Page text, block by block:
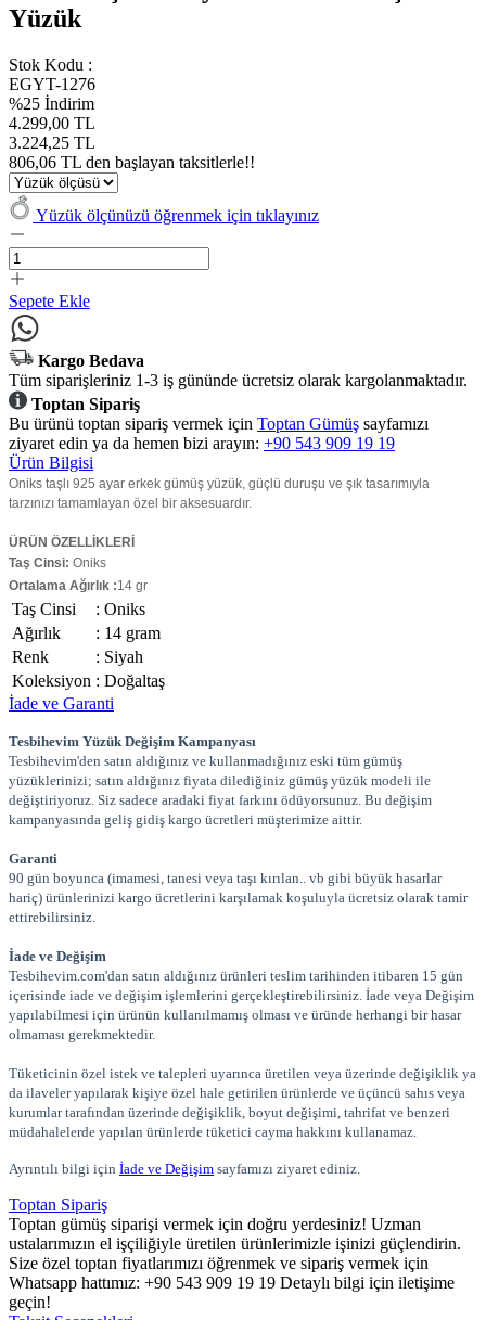
Yüzük
Stok Kodu :
EGYT-1276
%25 İndirim
4.299,00 TL
3.224,25 TL
806,06 TL den başlayan taksitlerle!!
Yüzük ölçünüzü öğrenmek için tıklayınız
Sepete Ekle
Kargo Bedava
Tüm siparişleriniz 1-3 iş gününde ücretsiz olarak kargolanmaktadır.
Toptan Sipariş
Bu ürünü toptan sipariş vermek için Toptan Gümüş sayfamızı
ziyaret edin ya da hemen bizi arayın: +90 543 909 19 19
Ürün Bilgisi
Oniks taşlı 925 ayar erkek gümüş yüzük, güçlü duruşu ve şık tasarımıyla
tarzınızı tamamlayan özel bir aksesuardır.
ÜRÜN ÖZELLİKLERİ
Taş Cinsi: Oniks
Ortalama Ağırlık :14 gr
Taş Cinsi : Oniks
Ağırlık
: 14 gram
Renk
: Siyah
Koleksiyon : Doğaltaş
İade ve Garanti
Tesbihevim Yüzük Değişim Kampanyası
Tesbihevim'den satın aldığınız ve kullanmadığınız eski tüm gümüş
yüzüklerinizi; satın aldığınız fiyata dilediğiniz gümüş yüzük modeli ile
değiştiriyoruz. Siz sadece aradaki fiyat farkını ödüyorsunuz. Bu değişim
kampanyasında geliş gidiş kargo ücretleri müşterimize aittir.
Garanti
90 gün boyunca (imamesi, tanesi veya taşı kırılan.. vb gibi büyük hasarlar
hariç) ürünlerinizi kargo ücretlerini karşılamak koşuluyla ücretsiz olarak tamir
ettirebilirsiniz.
İade ve Değişim
Tesbihevim.com'dan satın aldığınız ürünleri teslim tarihinden itibaren 15 gün
içerisinde iade ve değişim işlemlerini gerçekleştirebilirsiniz. İade veya Değişim
yapılabilmesi için ürünün kullanılmamış olması ve üründe herhangi bir hasar
olmaması gerekmektedir.
Tüketicinin özel istek ve talepleri uyarınca üretilen veya üzerinde değişiklik ya
da ilaveler yapılarak kişiye özel hale getirilen ürünlerde ve üçüncü sahıs veya
kurumlar tarafından üzerinde değişiklik, boyut değişimi, tahrifat ve benzeri
müdahalelerde yapılan ürünlerde tüketici cayma hakkını kullanamaz.
Ayrıntılı bilgi için İade ve Değişim sayfamızı ziyaret ediniz.
Toptan Sipariş
Toptan gümüş siparişi vermek için doğru yerdesiniz! Uzman
ustalarımızın el işçiliğiyle üretilen ürünlerimizle işinizi güçlendirin.
Size özel toptan fiyatlarımızı öğrenmek ve sipariş vermek için
Whatsapp hattımız: +90 543 909 19 19 Detaylı bilgi için iletişime
geçin!